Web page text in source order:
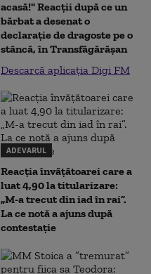
acasă!" Reacţii după ce un
bărbat a desenat o
declaraţie de dragoste pe o
stâncă, în Transfăgărăşan
Descarcă aplicația Digi FM
ADEVARUL
Reacția învățătoarei care a
luat 4,90 la titularizare:
„M-a trecut din iad în rai”.
La ce notă a ajuns după
contestație